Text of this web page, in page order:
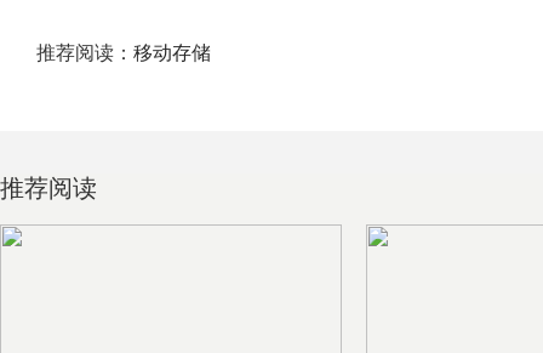
推荐阅读： 移动存储
推荐阅读